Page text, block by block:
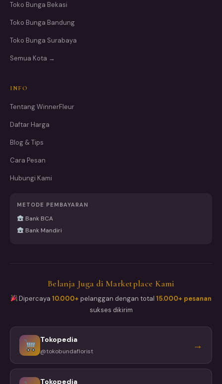
Toko Bunga Bekasi
Toko Bunga Bandung
Toko Bunga Surabaya
Semua Kota →
INFO
Tentang WinnerFleur
Daftar Harga
Blog & Tips
Cara Pesan
Hubungi Kami
METODE PEMBAYARAN
Bank BCA
Bank Mandiri
Belanja Juga di Marketplace Kami
Dipercaya10.000+ pelanggan dengan total15.000+ pesanan
sukses dikirim
Tokopedia
@tokobundaflorist →
Tokopedia